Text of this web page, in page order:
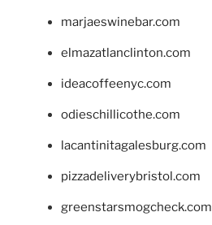
marjaeswinebar.com
elmazatlanclinton.com
ideacoffeenyc.com
odieschillicothe.com
lacantinitagalesburg.com
pizzadeliverybristol.com
greenstarsmogcheck.com